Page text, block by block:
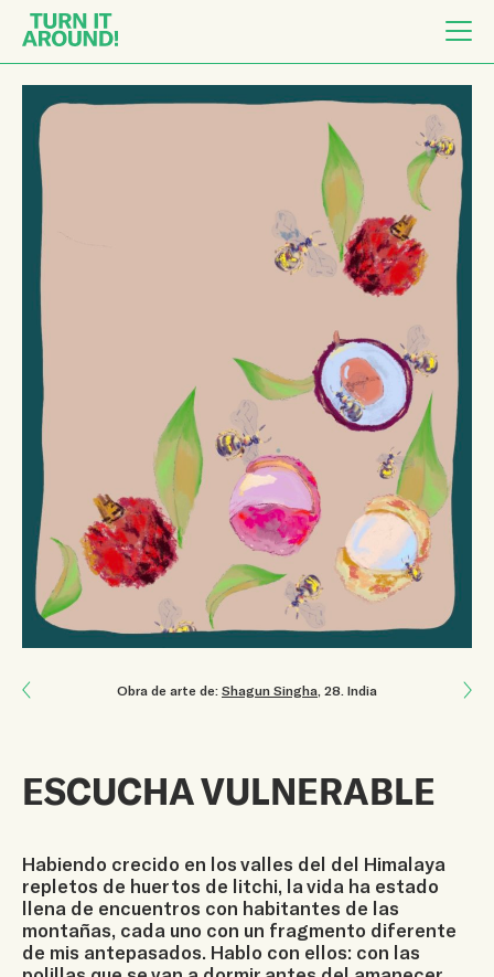
Obra de arte de: Shagun Singha , 28 India
ESCUCHA VULNERABLE
Habiendo crecido en los valles del del Himalaya
repletos de huertos de litchi, la vida ha estado
llena de encuentros con habitantes de las
montañas, cada uno con un fragmento diferente
de mis antepasados. Hablo con ellos: con las